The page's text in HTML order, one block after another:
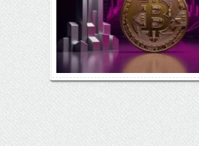
بازار رمزارزها / بیت‌کوین
وارد فاز تازه شد